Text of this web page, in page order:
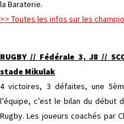
la Baraterie.
>> Toutes les infos sur les
RUGBY // Fédérale 3, J8 //
stade Mikulak
4 victoires, 3 défaites, une
l’équipe, c’est le bilan du début
Rugby. Les joueurs coachés par